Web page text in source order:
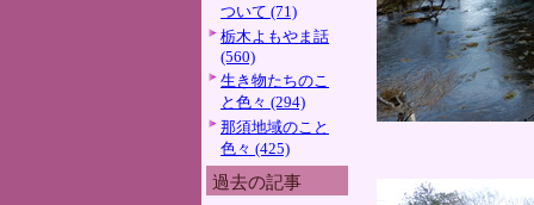
ついて (71)
栃木よもやま話
(560)
生き物たちのこ
と色々 (294)
那須地域のこと
色々 (425)
過去の記事